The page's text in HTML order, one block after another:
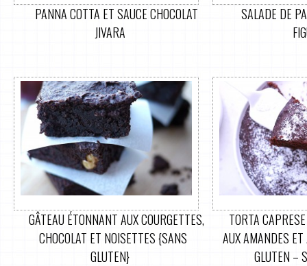
PANNA COTTA ET SAUCE CHOCOLAT
JIVARA
SALADE DE
GÂTEAU ÉTONNANT AUX COURGETTES,
CHOCOLAT ET NOISETTES {SANS
GLUTEN}
TORTA
AUX AMANDES
GLUTEN –